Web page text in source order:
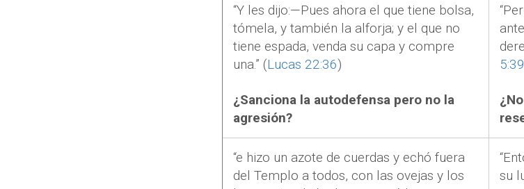
“Y les dijo:—Pues ahora el que tiene bolsa,
tómela, y también la alforja; y el que no
tiene espada, venda su capa y compre
una.” (Lucas 22:36)
¿Sanciona la autodefensa pero no la
agresión?
5:39
“e hizo un azote de cuerdas y echó fuera
del Templo a todos, con las ovejas y los
su